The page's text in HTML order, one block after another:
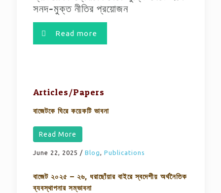
সনদ-মুক্ত নীতির প্রয়োজন
Read more
Articles/Papers
বাজেটকে ঘিরে কয়েকটি ভাবনা
Read More
June 22, 2025 / Blog, Publications
বাজেট ২০২৫ – ২৬, ধরাছোঁয়ার বাইরে স্বদেশীয় অর্থনৈতিক
ব্যবস্থাপনার সম্ভাবনা